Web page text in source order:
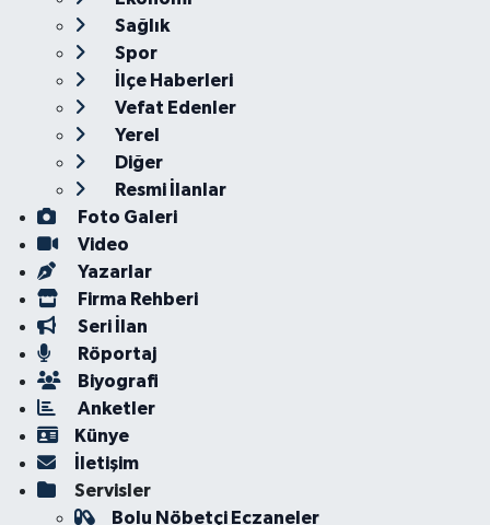
Sağlık
Spor
İlçe Haberleri
Vefat Edenler
Yerel
Diğer
Resmi İlanlar
Foto Galeri
Video
Yazarlar
Firma Rehberi
Seri İlan
Röportaj
Biyografi
Anketler
Künye
İletişim
Servisler
Bolu Nöbetçi Eczaneler